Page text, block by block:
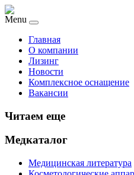
Menu
Главная
О компании
Лизинг
Новости
Комплексное оснащение
Вакансии
Читаем еще
Медкаталог
Медицинская литература